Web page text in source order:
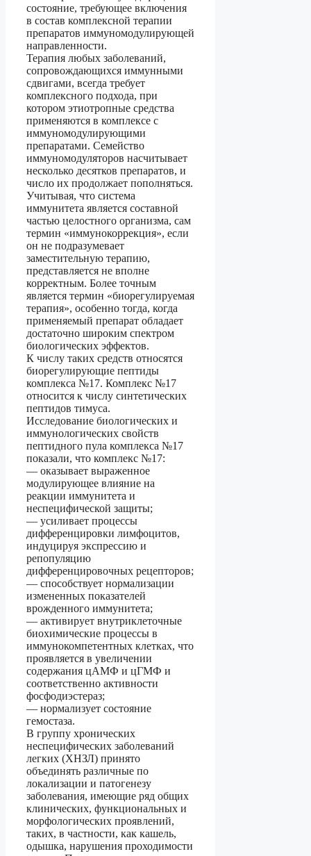
состояние, требующее включения
в состав комплексной терапии
препаратов иммуномодулирующей
направленности.
Терапия любых заболеваний,
сопровождающихся иммунными
сдвигами, всегда требует
комплексного подхода, при
котором этиотропные средства
применяются в комплексе с
иммуномодулирующими
препаратами. Семейство
иммуномодуляторов насчитывает
несколько десятков препаратов, и
число их продолжает пополняться.
Учитывая, что система
иммунитета является составной
частью целостного организма, сам
термин «иммунокоррекция», если
он не подразумевает
заместительную терапию,
представляется не вполне
корректным. Более точным
является термин «биорегулируемая
терапия», особенно тогда, когда
применяемый препарат обладает
достаточно широким спектром
биологических эффектов.
К числу таких средств относятся
биорегулирующие пептиды
комплекса №17. Комплекс №17
относится к числу синтетических
пептидов тимуса.
Исследование биологических и
иммунологических свойств
пептидного пула комплекса №17
показали, что комплекс №17:
— оказывает выраженное
модулирующее влияние на
реакции иммунитета и
неспецифической защиты;
— усиливает процессы
дифференцировки лимфоцитов,
индуцируя экспрессию и
репопуляцию
дифференцировочных рецепторов;
— способствует нормализации
измененных показателей
врожденного иммунитета;
— активирует внутриклеточные
биохимические процессы в
иммунокомпетентных клетках, что
проявляется в увеличении
содержания цАМФ и цГМФ и
соответственно активности
фосфодиэстераз;
— нормализует состояние
гемостаза.
В группу хронических
неспецифических заболеваний
легких (ХНЗЛ) принято
объединять различные по
локализации и патогенезу
заболевания, имеющие ряд общих
клинических, функциональных и
морфологических проявлений,
таких, в частности, как кашель,
одышка, нарушения проходимости